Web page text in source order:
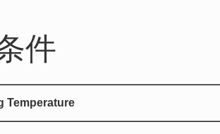
件
Temperature